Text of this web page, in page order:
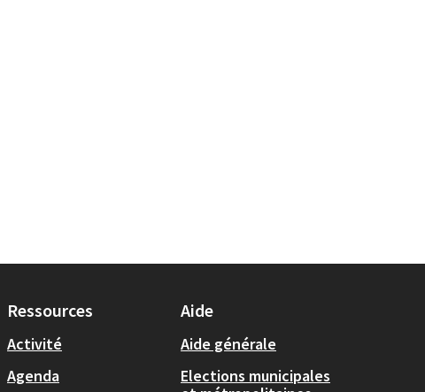
Ressources
Activité
Agenda
Aide
Aide générale
Elections municipales